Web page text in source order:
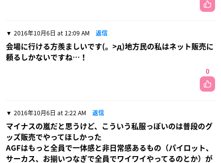
2016年10月6日 at 12:09 AM 返信
会場に行ける方羨ましいです(。>д)地方民の私はネット販売に
頼るしかないですね…！
0
2016年10月6日 at 2:22 AM 返信
マイナスの嵐だと思うけど、こういう私服っぽいのは普段のグ
ッズ販売でやってほしかった
AGFはもっと全員で一体感と非日常感あるもの（パイロット、
サーカス、お揃いつなぎで全員でワイワイやってるのとか）が